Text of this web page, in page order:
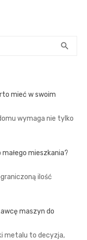
search
mieć w swoim
wymaga nie tylko
mieszkania?
ilość
maszyn do
metalu to decyzja,